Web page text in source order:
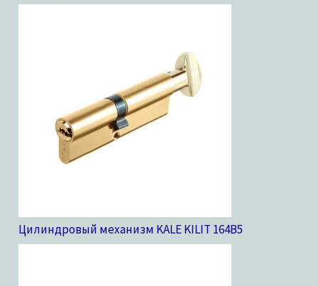
Цилиндровый механизм KALE KILIT 164B5